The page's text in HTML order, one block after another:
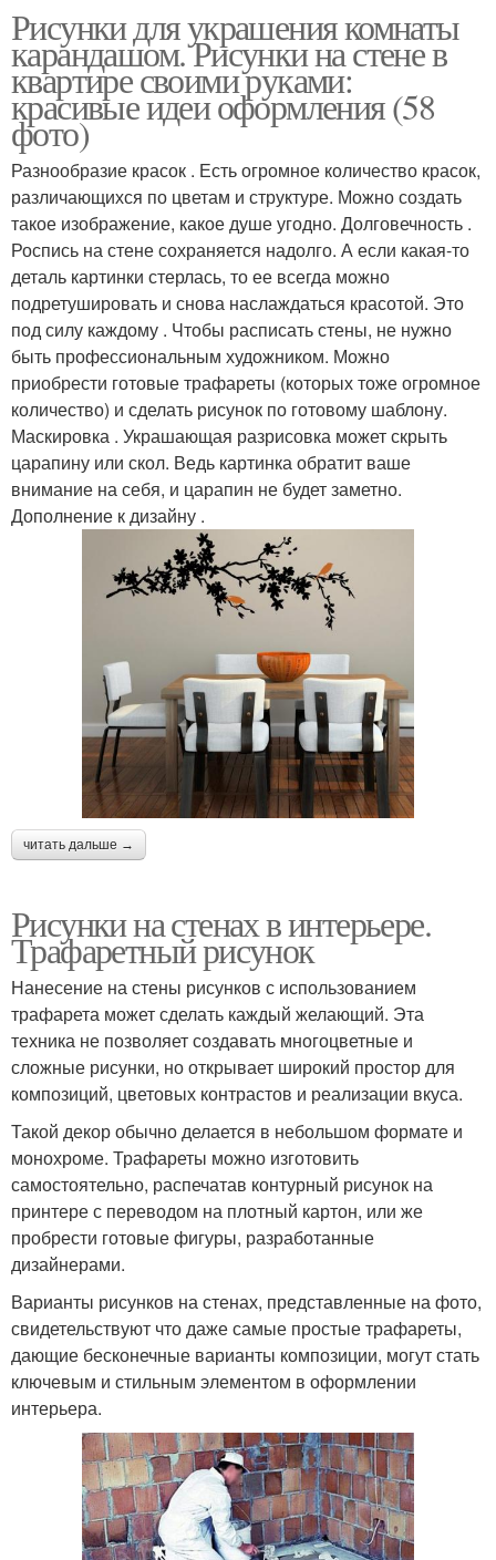
Рисунки для украшения комнаты
карандашом. Рисунки на стене в
квартире своими руками:
красивые идеи оформления (58
фото)
Разнообразие красок . Есть огромное количество красок,
различающихся по цветам и структуре. Можно создать
такое изображение, какое душе угодно. Долговечность .
Роспись на стене сохраняется надолго. А если какая-то
деталь картинки стерлась, то ее всегда можно
подретушировать и снова наслаждаться красотой. Это
под силу каждому . Чтобы расписать стены, не нужно
быть профессиональным художником. Можно
приобрести готовые трафареты (которых тоже огромное
количество) и сделать рисунок по готовому шаблону.
Маскировка . Украшающая разрисовка может скрыть
царапину или скол. Ведь картинка обратит ваше
внимание на себя, и царапин не будет заметно.
Дополнение к дизайну .
читать дальше →
Рисунки на стенах в интерьере.
Трафаретный рисунок
Нанесение на стены рисунков с использованием
трафарета может сделать каждый желающий. Эта
техника не позволяет создавать многоцветные и
сложные рисунки, но открывает широкий простор для
композиций, цветовых контрастов и реализации вкуса.
Такой декор обычно делается в небольшом формате и
монохроме. Трафареты можно изготовить
самостоятельно, распечатав контурный рисунок на
принтере с переводом на плотный картон, или же
пробрести готовые фигуры, разработанные
дизайнерами.
Варианты рисунков на стенах, представленные на фото,
свидетельствуют что даже самые простые трафареты,
дающие бесконечные варианты композиции, могут стать
ключевым и стильным элементом в оформлении
интерьера.